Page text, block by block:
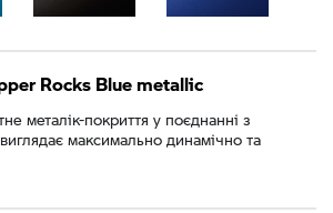
Rocks Blue metallic
металік-покриття у поєднанні з
максимально динамічно та